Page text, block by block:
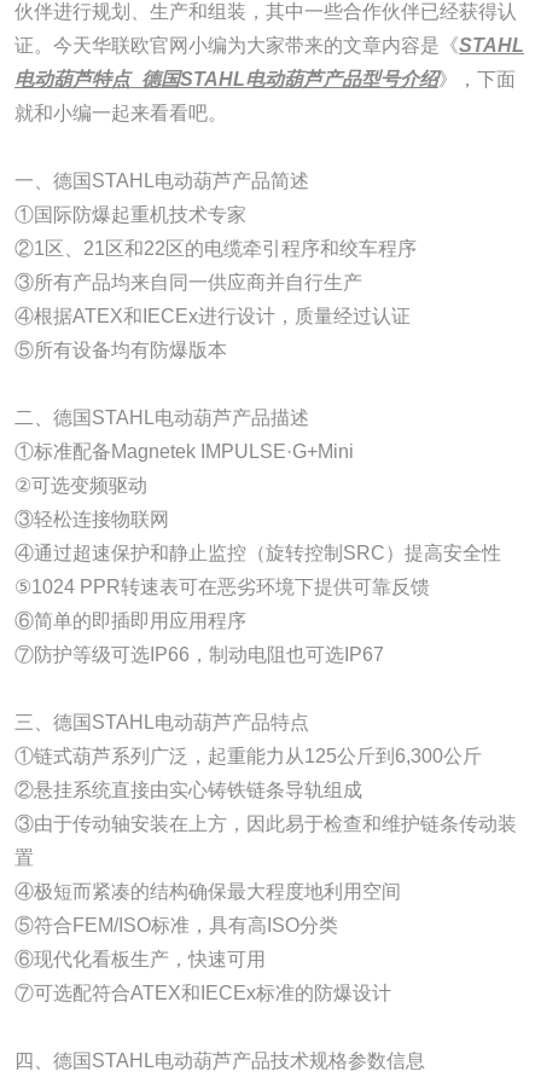
伙伴进行规划、生产和组装，其中一些合作伙伴已经获得认
证。今天华联欧官网小编为大家带来的文章内容是《STAHL
电动葫芦特点_德国STAHL电动葫芦产品型号介绍》，下面
就和小编一起来看看吧。
一、德国STAHL电动葫芦产品简述
①国际防爆起重机技术专家
②1区、21区和22区的电缆牵引程序和绞车程序
③所有产品均来自同一供应商并自行生产
④根据ATEX和IECEx进行设计，质量经过认证
⑤所有设备均有防爆版本
二、德国STAHL电动葫芦产品描述
①标准配备Magnetek IMPULSE·G+Mini
②可选变频驱动
③轻松连接物联网
④通过超速保护和静止监控（旋转控制SRC）提高安全性
⑤1024 PPR转速表可在恶劣环境下提供可靠反馈
⑥简单的即插即用应用程序
⑦防护等级可选IP66，制动电阻也可选IP67
三、德国STAHL电动葫芦产品特点
①链式葫芦系列广泛，起重能力从125公斤到6,300公斤
②悬挂系统直接由实心铸铁链条导轨组成
③由于传动轴安装在上方，因此易于检查和维护链条传动装
置
④极短而紧凑的结构确保最大程度地利用空间
⑤符合FEM/ISO标准，具有高ISO分类
⑥现代化看板生产，快速可用
⑦可选配符合ATEX和IECEx标准的防爆设计
四、德国STAHL电动葫芦产品技术规格参数信息